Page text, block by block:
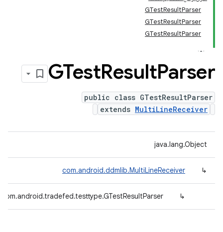
GTestResultParser
GTestResultParser
GTestResultParser
GTestResultParser
public class GTestResultParser
extends MultiLineReceiver
java.lang.Object
↳
com.android.ddmlib.MultiLineReceiver
↳
com.android.tradefed.testtype.GTestResultParser